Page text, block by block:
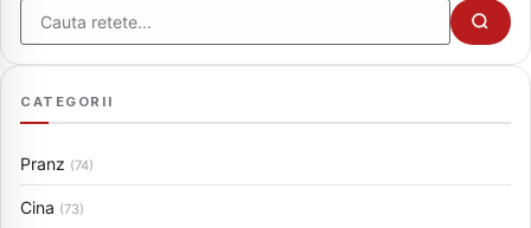
Cauta
CATEGORII
Pranz (74)
Cina (73)